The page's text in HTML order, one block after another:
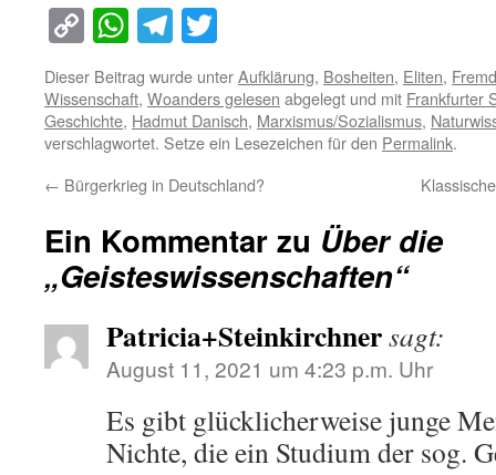
Copy
Link
WhatsApp
Telegram
Dieser Beitrag wurde unterAufklärung, Bosheiten, Eliten,
Wissenschaft, Woanders gelesen abgelegt und mit Frankfurter
Geschichte, Hadmut Danisch, Marxismus/Sozialismus,
verschlagwortet. Setze ein Lesezeichen für den Permalink.
← Bürgerkrieg in Deutschland?
Ein Kommentar zu Über die
„Geisteswissenschaften“
Patricia+Steinkirchnersagt:
August 11, 2021 um 4:23 p.m. Uhr
Es gibt glücklicherweise junge
Nichte, die ein Studium der sog.